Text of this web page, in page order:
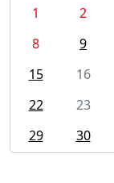
1
2
8
9
15
16
22
23
29
30